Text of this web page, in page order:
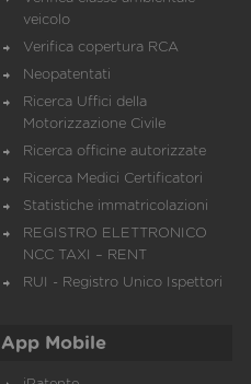
veicolo
Verifica copertura RCA
Neopatentati
Ricerca Uffici della
Motorizzazione Civile
Ricerca officine autorizzate
Ricerca Medici Certificatori
Statistiche immatricolazioni
REGISTRO ELETTRONICO
NCC TAXI – RENT
RUI - Registro Unico Ispettori
App Mobile